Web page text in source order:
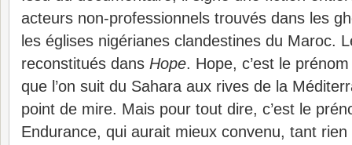
acteurs non-professionnels trouvés dans les
les églises nigérianes clandestines du Maroc.
reconstitués dans Hope. Hope, c’est le
que l’on suit du Sahara aux rives de la
point de mire. Mais pour tout dire, c’est le
Endurance, qui aurait mieux convenu, tant